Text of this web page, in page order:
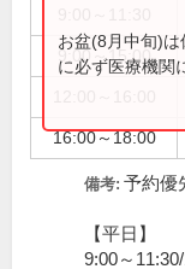
9:00～15:00
16:00～18:00
お盆(8月中旬)
に必ず医療機関
備考: 予約優
【平日】
9:00～